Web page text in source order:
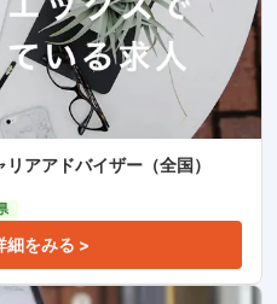
アアドバイザー（全国）
細をみる >